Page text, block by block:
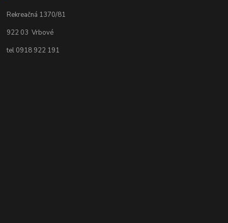
Rekreačná 1370/81
922 03 Vrbové
tel 0918 922 191